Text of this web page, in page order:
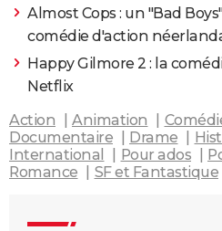
Almost Cops : un "Bad
comédie d'action
Happy Gilmore 2 : la
Netflix
Action
Animation
Documentaire
Drame
International
Pour ados
Romance
SF et Fantastique